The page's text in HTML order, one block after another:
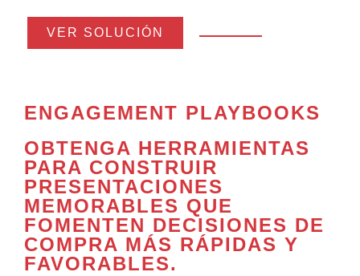
VER SOLUCIÓN
ENGAGEMENT PLAYBOOKS
OBTENGA HERRAMIENTAS
PARA CONSTRUIR
PRESENTACIONES
MEMORABLES QUE
FOMENTEN DECISIONES DE
COMPRA MÁS RÁPIDAS Y
FAVORABLES.